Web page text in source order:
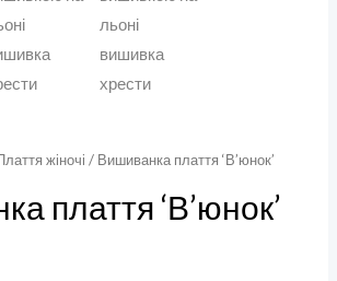
жіночі / Вишиванка плаття ‘В’юнок’
плаття ‘В’юнок’